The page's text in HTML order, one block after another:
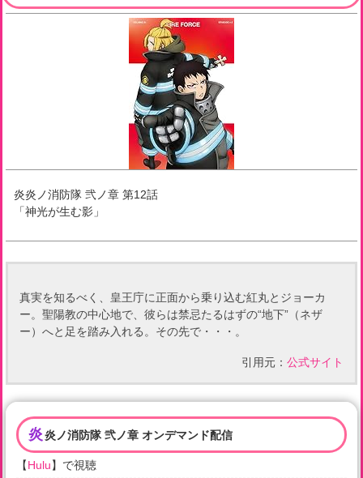
炎炎ノ消防隊 弐ノ章 第12話
「神光が生む影 」
真実を知るべく、皇王庁に正面から乗り込む紅丸とジョーカ
ー。聖陽教の中心地で、彼らは禁忌たるはずの“地下”（ネザ
ー）へと足を踏み入れる。その先で・・・。
引用元： 公式サイト
炎炎ノ消防隊 弐ノ章 オンデマンド配信
【Hulu】で視聴